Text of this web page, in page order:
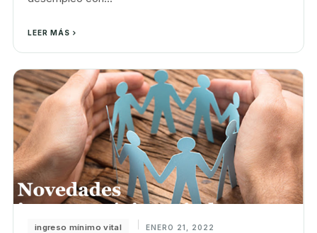
LEER MÁS
ingreso mínimo vital ENERO 21, 2022